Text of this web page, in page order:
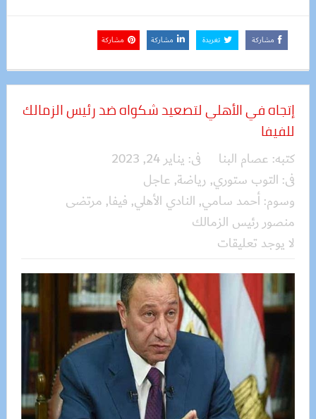
مشاركة تغريدة مشاركة مشاركة
إتجاه في الأهلي لتصعيد شكواه ضد رئيس الزمالك
للفيفا
كتبه: عصام البنا فى: يناير 24, 2023
فى: التوب ستوري, رياضة, عاجل
وسوم:أحمد سامي, النادي الأهلي, فيفا, مرتضى
منصور رئيس الزمالك
لا يوجد تعليقات